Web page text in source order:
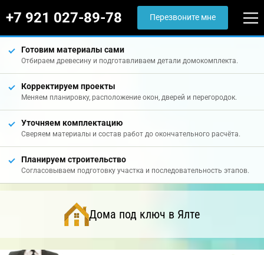
+7 921 027-89-78 Перезвоните мне
Готовим материалы сами
Отбираем древесину и подготавливаем детали домокомплекта.
Корректируем проекты
Меняем планировку, расположение окон, дверей и перегородок.
Уточняем комплектацию
Сверяем материалы и состав работ до окончательного расчёта.
Планируем строительство
Согласовываем подготовку участка и последовательность этапов.
Дома под ключ в Ялте